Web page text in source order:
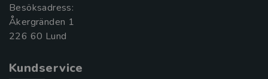
Besöksadress:
Åkergränden 1
Kundservice